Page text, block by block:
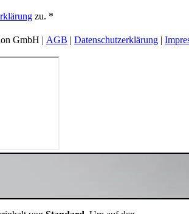
zu. *
GmbH | AGB | Datenschutzerklärung |